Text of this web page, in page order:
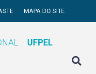
MAPA DO SITE
UFPEL